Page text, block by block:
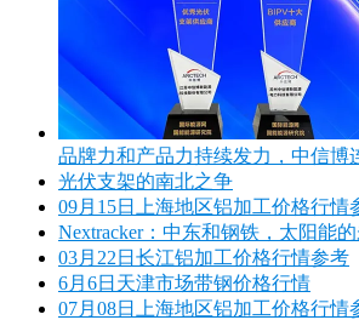
品牌力和产品力持续发力，中信博
光伏支架的南北之争
09月15日上海地区铝加工价格行情
Nextracker：中东和钢铁，太阳能
03月22日长江铝加工价格行情参考
6月6日天津市场带钢价格行情
07月08日上海地区铝加工价格行情